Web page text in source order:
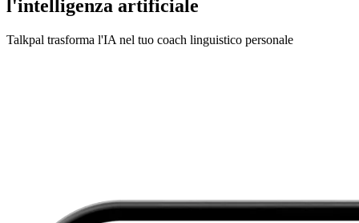
l'intelligenza artificiale
Talkpal trasforma l'IA nel tuo coach linguistico personale